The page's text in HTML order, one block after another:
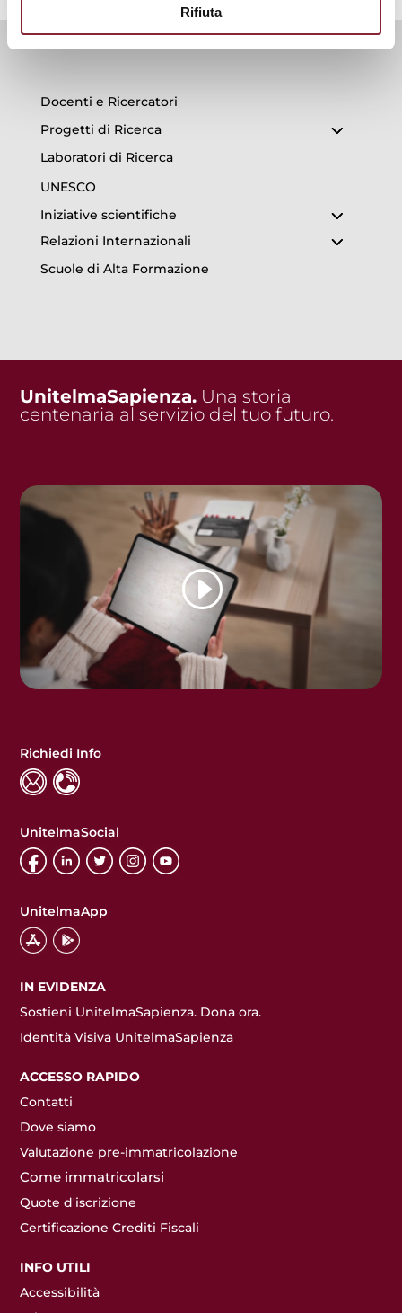
Rifiuta
Docenti e Ricercatori
Progetti di Ricerca
Laboratori di Ricerca
UNESCO
Iniziative scientifiche
Relazioni Internazionali
Scuole di Alta Formazione
UnitelmaSapienza. Una storia
centenaria al servizio del tuo futuro.
Richiedi Info
UnitelmaSocial
UnitelmaApp
IN EVIDENZA
Sostieni UnitelmaSapienza. Dona ora.
Identità Visiva UnitelmaSapienza
ACCESSO RAPIDO
Contatti
Dove siamo
Valutazione pre-immatricolazione
Come immatricolarsi
Quote d'iscrizione
Certificazione Crediti Fiscali
INFO UTILI
Accessibilità